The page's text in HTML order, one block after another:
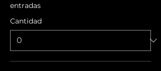
entradas
Cantidad